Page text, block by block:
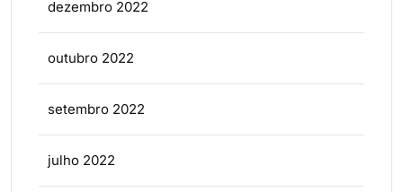
dezembro 2022
outubro 2022
setembro 2022
julho 2022